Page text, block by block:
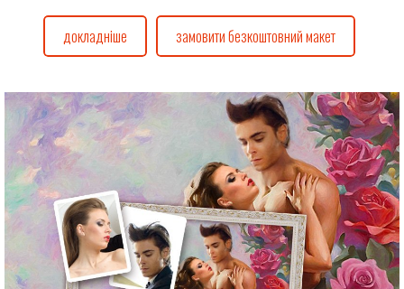
докладніше замовити безкоштовний макет